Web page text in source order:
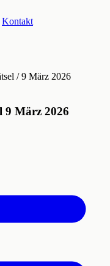
Kontakt
/ 9 März 2026
9 März 2026